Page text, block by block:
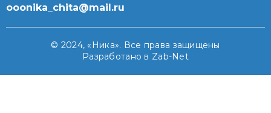
ooonika_chita@mail.ru
© 2024, «Ника». Все права защищены
Разработано в Zab-Net